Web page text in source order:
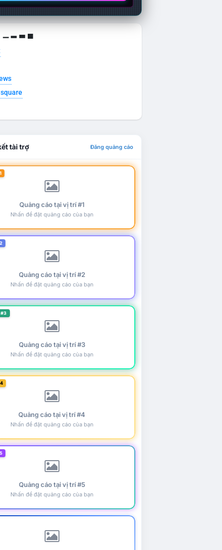
▁ ▂ ▃ ▄
tài trợ Đăng quảng cáo
Quảng cáo tại vị trí #1
Nhấn để đặt quảng cáo của bạn
Quảng cáo tại vị trí #2
Nhấn để đặt quảng cáo của bạn
Quảng cáo tại vị trí #3
Nhấn để đặt quảng cáo của bạn
Quảng cáo tại vị trí #4
Nhấn để đặt quảng cáo của bạn
Quảng cáo tại vị trí #5
Nhấn để đặt quảng cáo của bạn